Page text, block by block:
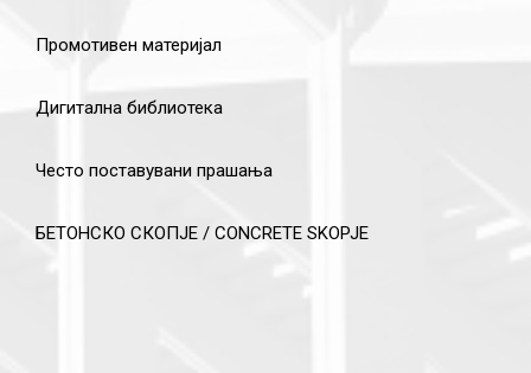
Промотивен материјал
Дигитална библиотека
Често поставувани прашања
БЕТОНСКО СКОПЈЕ / CONCRETE SKOPJE